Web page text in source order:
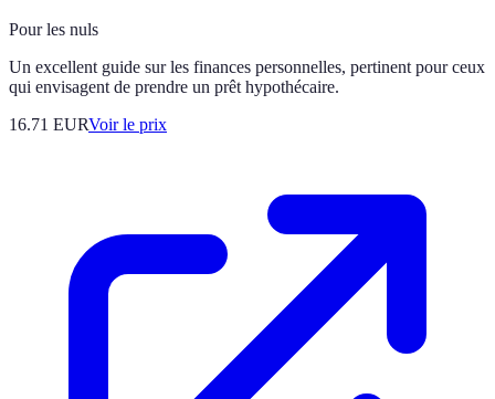
Pour les nuls
Un excellent guide sur les finances personnelles, pertinent pour ceux
qui envisagent de prendre un prêt hypothécaire.
16.71 EURVoir le prix